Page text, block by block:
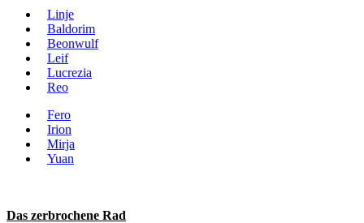
Linje
Baldorim
Beonwulf
Leif
Lucrezia
Reo
Fero
Irion
Mirja
Yuan
Das zerbrochene Rad